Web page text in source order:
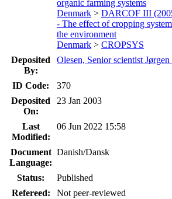
organic farming systems
Denmark > DARCOF III
- The effect of cropping
the environment
Denmark > CROPSYS
Deposited
By:
Olesen, Senior scientist Jørgen
ID Code:
370
Deposited
On:
23 Jan 2003
Last
Modified:
06 Jun 2022 15:58
Document
Language:
Danish/Dansk
Status:
Published
Refereed:
Not peer-reviewed